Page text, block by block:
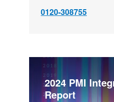
0120-308755
2024 PMI
Report